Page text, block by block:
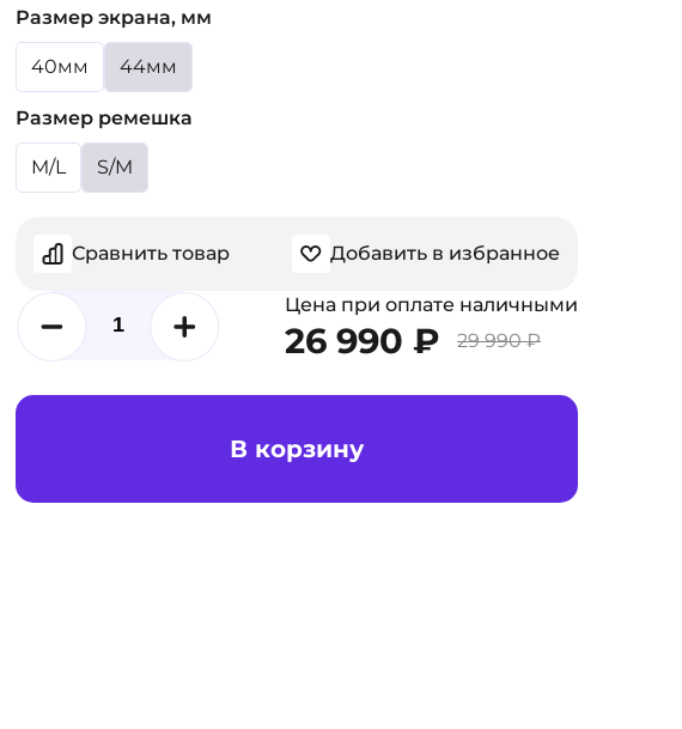
Размер экрана, мм
40мм 44мм
Размер ремешка
M/L S/M
Сравнить товар Добавить в избранное
Цена при оплате наличными
26 990 ₽ 29 990 ₽
В корзину